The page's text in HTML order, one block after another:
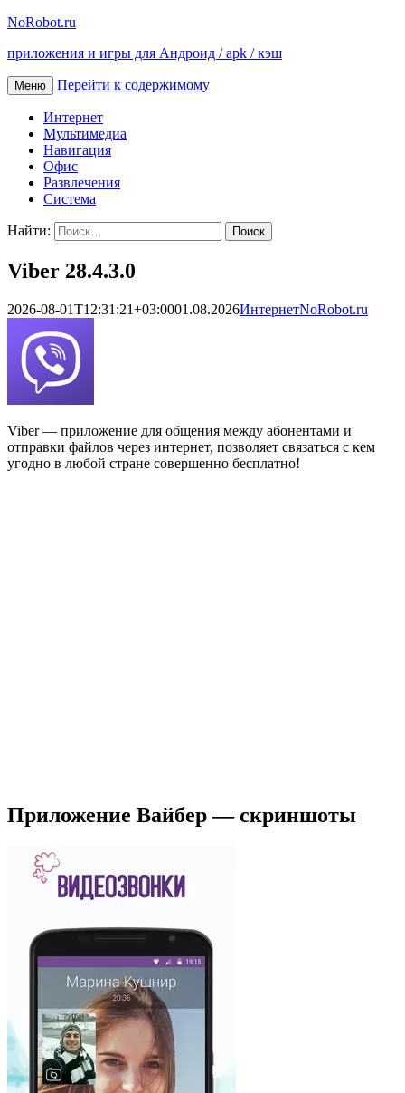
NoRobot.ru
приложения и игры для Андроид / apk / кэш
Меню Перейти к содержимому
Интернет
Мультимедиа
Навигация
Офис
Развлечения
Система
Найти:
Viber 28.4.3.0
2026-08-01T12:31:21+03:0001.08.2026ИнтернетNoRobot.ru
Viber — приложение для общения между абонентами и
отправки файлов через интернет, позволяет связаться с кем
угодно в любой стране совершенно бесплатно!
Приложение Вайбер — скриншоты